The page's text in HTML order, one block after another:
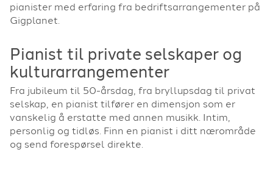
pianister med erfaring fra bedriftsarrangementer på
Gigplanet.
Pianist til private selskaper og
kulturarrangementer
Fra jubileum til 50-årsdag, fra bryllupsdag til privat
selskap, en pianist tilfører en dimensjon som er
vanskelig å erstatte med annen musikk. Intim,
personlig og tidløs. Finn en pianist i ditt nærområde
og send forespørsel direkte.